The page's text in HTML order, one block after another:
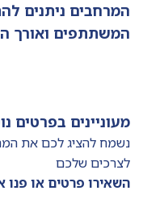
המרחבים ניתנים
המשתתפים ואורך
מעוניינים בפרטים
נשמח להציג לכם את
לצרכים שלכם
השאירו פרטים או פנו